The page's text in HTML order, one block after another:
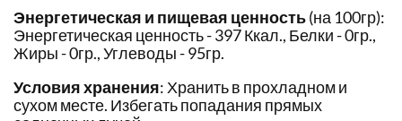
Энергетическая и пищевая ценность(на 100гр):
Энергетическая ценность - 397 Ккал., Белки - 0гр.,
Жиры - 0гр., Углеводы - 95гр.
Условия хранения: Хранить в прохладном и
сухом месте. Избегать попадания прямых